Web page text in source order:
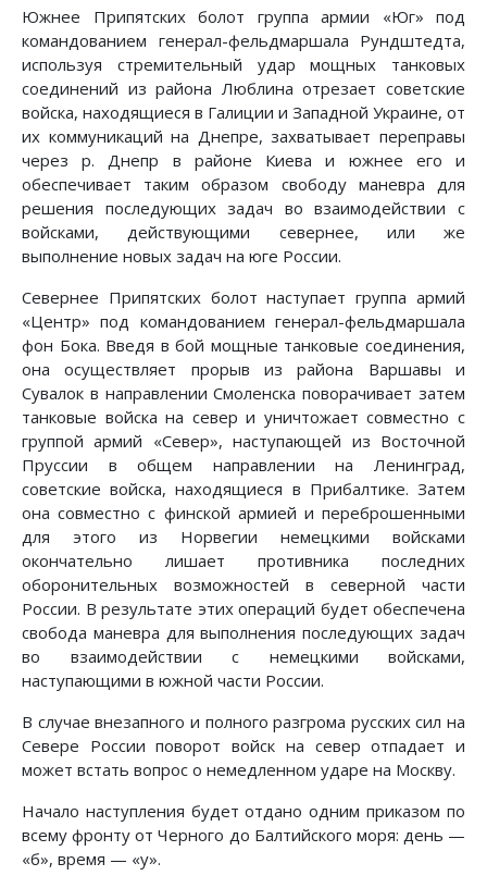
Южнее Припятских болот группа армии «Юг» под
командованием генерал-фельдмаршала Рундштедта,
используя стремительный удар мощных танковых
соединений из района Люблина отрезает советские
войска, находящиеся в Галиции и Западной Украине, от
их коммуникаций на Днепре, захватывает переправы
через р. Днепр в районе Киева и южнее его и
обеспечивает таким образом свободу маневра для
решения последующих задач во взаимодействии с
войсками, действующими севернее, или же
выполнение новых задач на юге России.
Севернее Припятских болот наступает группа армий
«Центр» под командованием генерал-фельдмаршала
фон Бока. Введя в бой мощные танковые соединения,
она осуществляет прорыв из района Варшавы и
Сувалок в направлении Смоленска поворачивает затем
танковые войска на север и уничтожает совместно с
группой армий «Север», наступающей из Восточной
Пруссии в общем направлении на Ленинград,
советские войска, находящиеся в Прибалтике. Затем
она совместно с финской армией и переброшенными
для этого из Норвегии немецкими войсками
окончательно лишает противника последних
оборонительных возможностей в северной части
России. В результате этих операций будет обеспечена
свобода маневра для выполнения последующих задач
во взаимодействии с немецкими войсками,
наступающими в южной части России.
В случае внезапного и полного разгрома русских сил на
Севере России поворот войск на север отпадает и
может встать вопрос о немедленном ударе на Москву.
Начало наступления будет отдано одним приказом по
всему фронту от Черного до Балтийского моря: день —
«б», время — «у».